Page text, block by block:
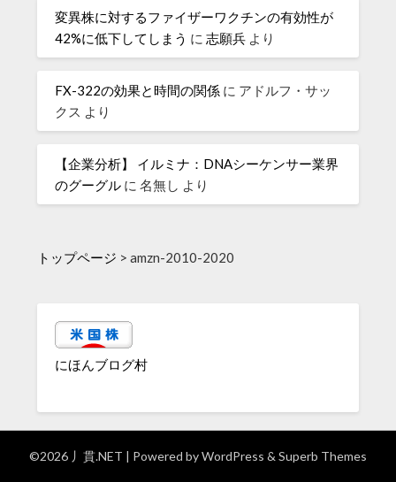
変異株に対するファイザーワクチンの有効性が
42%に低下してしまう に志願兵 より
FX-322の効果と時間の関係 に アドルフ・サッ
クス より
【企業分析】 イルミナ：DNAシーケンサー業界
のグーグル に名無し より
トップページ >amzn-2010-2020
にほんブログ村
©2026 丿貫.NET | Powered byWordPress & Superb Themes